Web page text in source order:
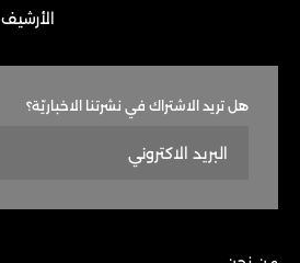
الأرشيف
هل تريد الاشتراك في نشرتنا الاخباريّة؟